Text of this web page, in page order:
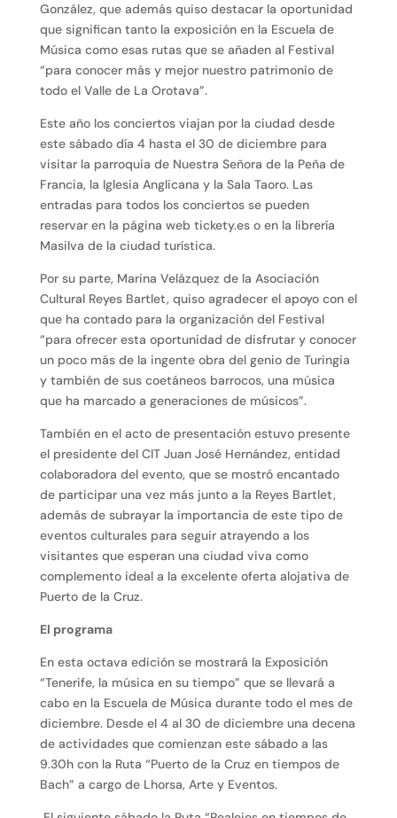
González, que además quiso destacar la oportunidad
que significan tanto la exposición en la Escuela de
Música como esas rutas que se añaden al Festival
“para conocer más y mejor nuestro patrimonio de
todo el Valle de La Orotava”.
Este año los conciertos viajan por la ciudad desde
este sábado día 4 hasta el 30 de diciembre para
visitar la parroquia de Nuestra Señora de la Peña de
Francia, la Iglesia Anglicana y la Sala Taoro. Las
entradas para todos los conciertos se pueden
reservar en la página web tickety.es o en la librería
Masilva de la ciudad turística.
Por su parte, Marina Velázquez de la Asociación
Cultural Reyes Bartlet, quiso agradecer el apoyo con el
que ha contado para la organización del Festival
“para ofrecer esta oportunidad de disfrutar y conocer
un poco más de la ingente obra del genio de Turingia
y también de sus coetáneos barrocos, una música
que ha marcado a generaciones de músicos”.
También en el acto de presentación estuvo presente
el presidente del CIT Juan José Hernández, entidad
colaboradora del evento, que se mostró encantado
de participar una vez más junto a la Reyes Bartlet,
además de subrayar la importancia de este tipo de
eventos culturales para seguir atrayendo a los
visitantes que esperan una ciudad viva como
complemento ideal a la excelente oferta alojativa de
Puerto de la Cruz.
El programa
En esta octava edición se mostrará la Exposición
“Tenerife, la música en su tiempo” que se llevará a
cabo en la Escuela de Música durante todo el mes de
diciembre. Desde el 4 al 30 de diciembre una decena
de actividades que comienzan este sábado a las
9.30h con la Ruta “Puerto de la Cruz en tiempos de
Bach” a cargo de Lhorsa, Arte y Eventos.